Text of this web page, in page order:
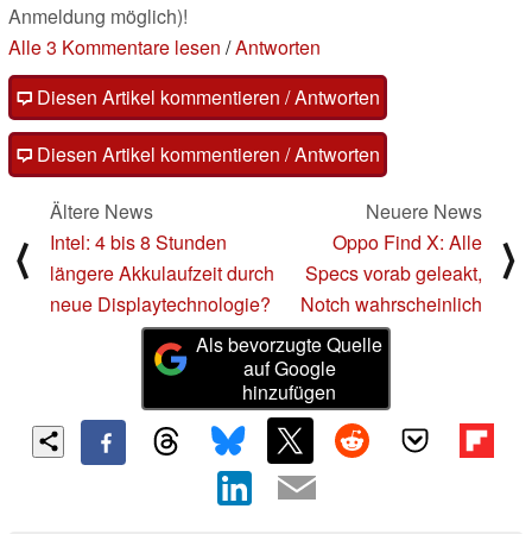
Anmeldung möglich)!
Alle 3 Kommentare lesen /Antworten
Diesen Artikel kommentieren / Antworten
Diesen Artikel kommentieren / Antworten
⟨
Ältere News
Intel: 4 bis 8 Stunden
längere Akkulaufzeit durch
neue Displaytechnologie?
Neuere News
Oppo Find X: Alle
Specs vorab geleakt,
Notch wahrscheinlich
⟩
Als bevorzugte Quelle
auf Google
hinzufügen